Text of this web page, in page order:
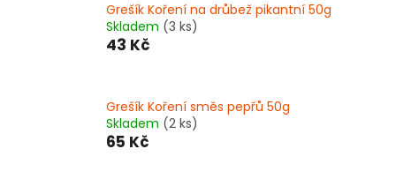
Grešík Koření na drůbež pikantní 50g
Skladem (3 ks)
43 Kč
Grešík Koření směs pepřů 50g
Skladem (2 ks)
65 Kč